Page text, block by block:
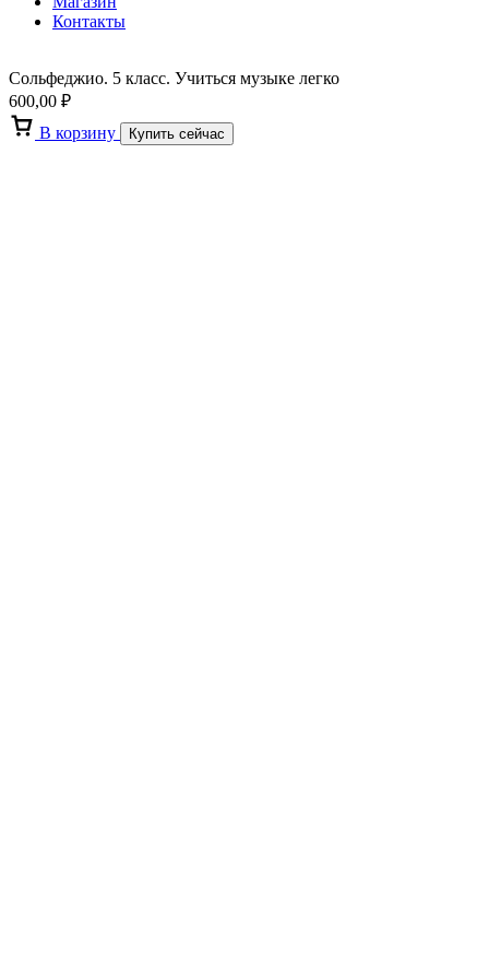
Контакты
Сольфеджио. 5 класс. Учиться музыке легко
600,00 ₽
В корзину
Купить сейчас